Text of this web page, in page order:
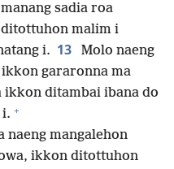
sadia roa
ditottuhon malim i
i. 13
Molo naeng
gararonna ma
ditambai ibana do
i. +
naeng mangalehon
ikkon ditottuhon